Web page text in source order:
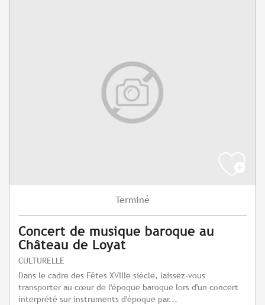
Terminé
Concert de musique baroque au
Château de Loyat
CULTURELLE
Dans le cadre des Fêtes XVIIIe siècle, laissez-vous
transporter au cœur de l'époque baroque lors d'un concert
interprété sur instruments d'époque par...